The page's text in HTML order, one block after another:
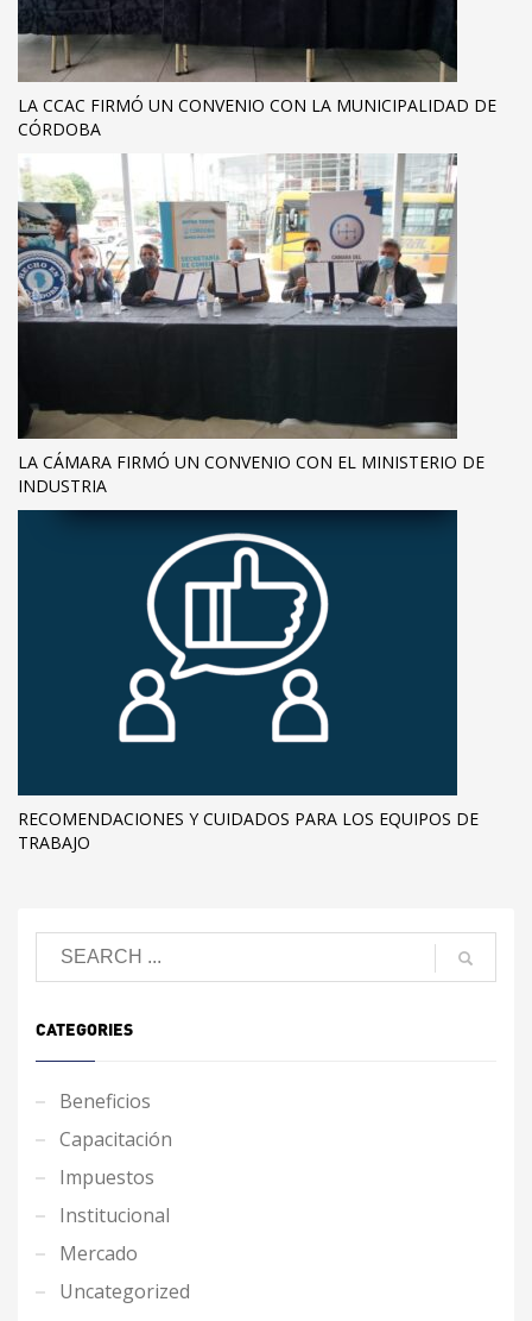
LA CCAC FIRMÓ UN CONVENIO CON LA MUNICIPALIDAD DE
CÓRDOBA
LA CÁMARA FIRMÓ UN CONVENIO CON EL MINISTERIO DE
INDUSTRIA
RECOMENDACIONES Y CUIDADOS PARA LOS EQUIPOS DE
TRABAJO
CATEGORIES
Beneficios
Capacitación
Impuestos
Institucional
Mercado
Uncategorized